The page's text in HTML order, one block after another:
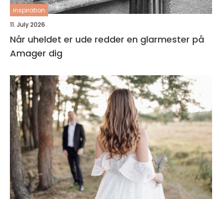
inspiration
11. July 2026
Når uheldet er ude redder en glarmester på
Amager dig